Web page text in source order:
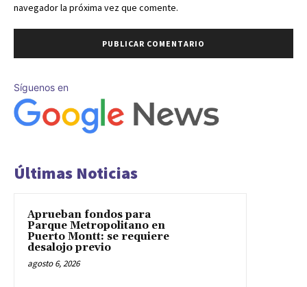
navegador la próxima vez que comente.
Síguenos en
Últimas Noticias
Aprueban fondos para
Parque Metropolitano en
Puerto Montt: se requiere
desalojo previo
agosto 6, 2026